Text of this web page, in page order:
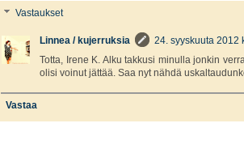
Vastaukset
Linnea / kujerruksia
24. syyskuuta 2012
Totta, Irene K. Alku takkusi minulla jonkin
olisi voinut jättää. Saa nyt nähdä
Vastaa